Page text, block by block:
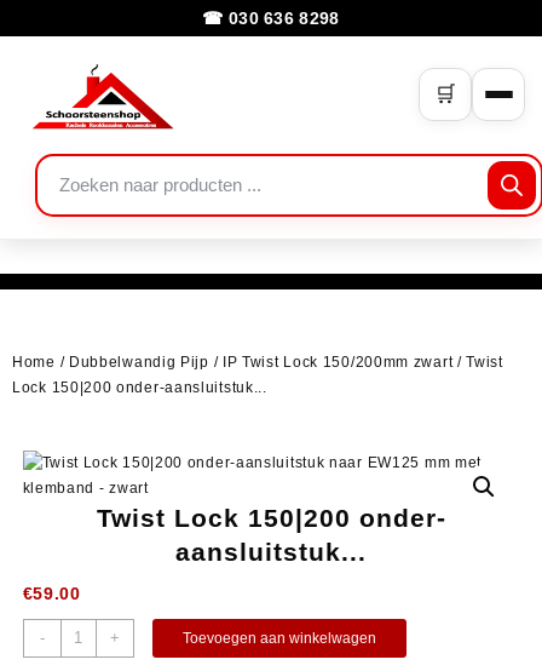
☎ 030 636 8298
🛒
Home / Dubbelwandig Pijp / IP Twist Lock 150/200mm zwart/ Twist
Lock 150|200 onder-aansluitstuk...
Twist Lock 150|200 onder-
aansluitstuk...
€59.00
- + Toevoegen aan winkelwagen